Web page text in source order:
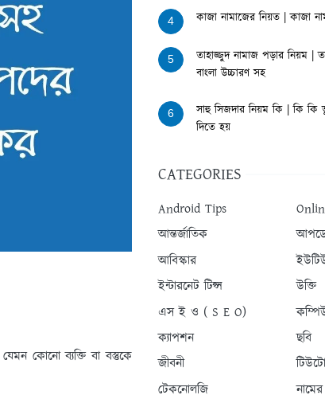
কোনো ব্যক্তি বা বস্তুকে
4 কাজা নামাজের নিয়ত | কাজা
5
তাহাজ্জুদ নামাজ পড়ার নিয়ম |
বাংলা উচ্চারণ সহ
6
সাহু সিজদার নিয়ম কি | কি কি
দিতে হয়
CATEGORIES
Android Tips
আন্তর্জাতিক
আবিস্কার
ইন্টারনেট টিপ্স
উক্তি
এস ই ও ( S E O)
ক্যাপশন
ছবি
জীবনী
টেকনোলজি